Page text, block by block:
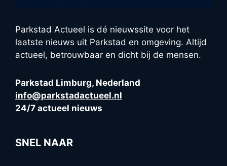
Parkstad Actueel is dé nieuwssite voor het
laatste nieuws uit Parkstad en omgeving. Altijd
actueel, betrouwbaar en dicht bij de mensen.
Parkstad Limburg, Nederland
info@parkstadactueel.nl
24/7 actueel nieuws
SNEL NAAR